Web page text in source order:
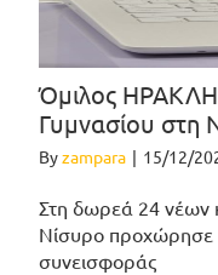
Όμιλος
Γυμνασίου στη
Byzampara | 15/12/
Στη δωρεά 24 νέων
Νίσυρο προχώρησε
συνεισφοράς